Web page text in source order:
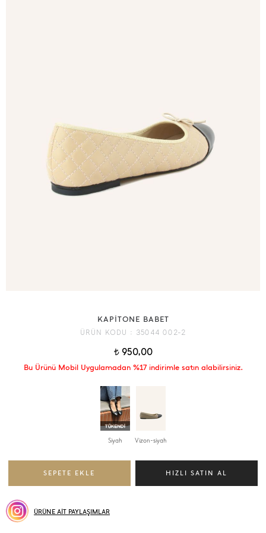
KAPİTONE BABET
ÜRÜN KODU : 35044 002-2
t950,00
Bu Ürünü Mobil Uygulamadan %17 indirimle satın alabilirsiniz.
Siyah Vizon-siyah
ÜRÜNE AİT PAYLAŞIMLAR